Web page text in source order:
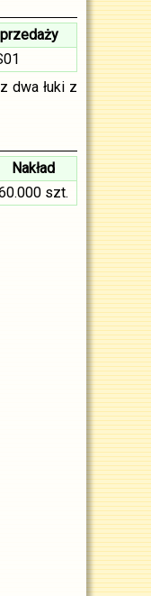
dwa łuki z
Nakład
szt.